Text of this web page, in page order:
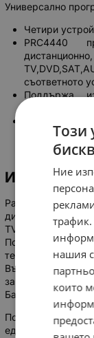
Универсално
Четири
PRC4440
съответното
Поддържа
телевизори,
Pacostar PRC4440
дистанционно,
Поддържа
телевизори, DVD-
Възможност за
запаметяването
База данни с
Позволява ви да
едно.
Този
Ние
нашия
които